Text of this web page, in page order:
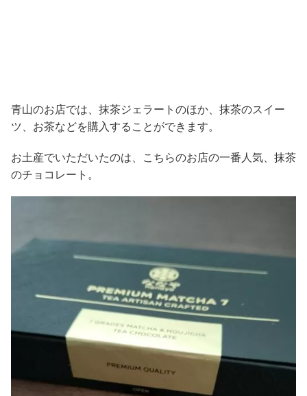
青山のお店では、抹茶ジェラートのほか、抹茶のスイー
ツ、お茶などを購入することができます。
お土産でいただいたのは、こちらのお店の一番人気、抹茶
のチョコレート。